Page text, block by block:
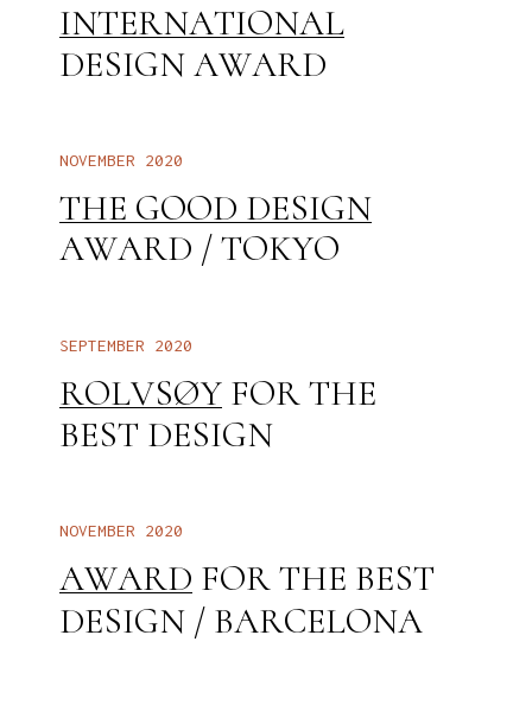
INTERNATIONAL
DESIGNAWARD
NOVEMBER 2020
THE GOOD DESIGN
AWARD /TOKYO
SEPTEMBER 2020
ROLVSØY FORTHE
BEST DESIGN
NOVEMBER 2020
AWARD FORTHE BEST
DESIGN / BARCELONA